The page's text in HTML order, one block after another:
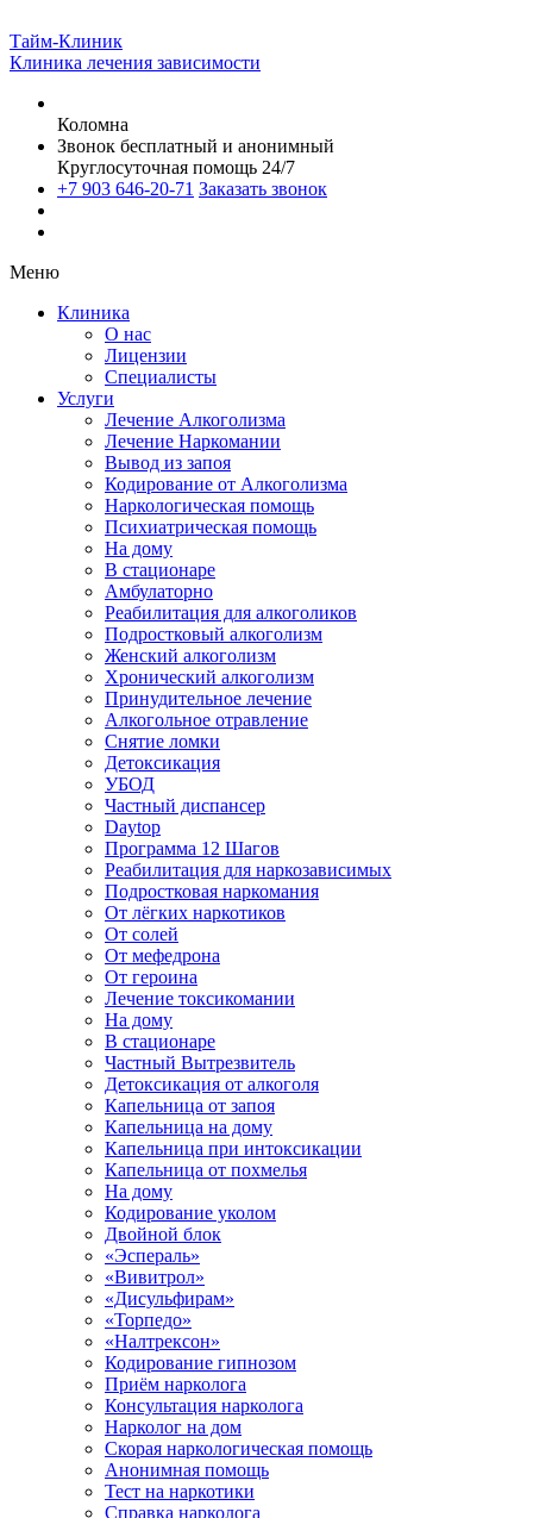
Тайм-Клиник
Клиника лечения зависимости
Коломна
Звонок бесплатный и анонимный
Круглосуточная помощь 24/7
+7 903 646-20-71 Заказать звонок
Меню
Клиника
О нас
Лицензии
Специалисты
Услуги
Лечение Алкоголизма
Лечение Наркомании
Вывод из запоя
Кодирование от Алкоголизма
Наркологическая помощь
Психиатрическая помощь
На дому
В стационаре
Амбулаторно
Реабилитация для алкоголиков
Подростковый алкоголизм
Женский алкоголизм
Хронический алкоголизм
Принудительное лечение
Алкогольное отравление
Снятие ломки
Детоксикация
УБОД
Частный диспансер
Daytop
Программа 12 Шагов
Реабилитация для наркозависимых
Подростковая наркомания
От лёгких наркотиков
От солей
От мефедрона
От героина
Лечение токсикомании
На дому
В стационаре
Частный Вытрезвитель
Детоксикация от алкоголя
Капельница от запоя
Капельница на дому
Капельница при интоксикации
Капельница от похмелья
На дому
Кодирование уколом
Двойной блок
«Эспераль»
«Вивитрол»
«Дисульфирам»
«Торпедо»
«Налтрексон»
Кодирование гипнозом
Приём нарколога
Консультация нарколога
Нарколог на дом
Скорая наркологическая помощь
Анонимная помощь
Тест на наркотики
Справка нарколога